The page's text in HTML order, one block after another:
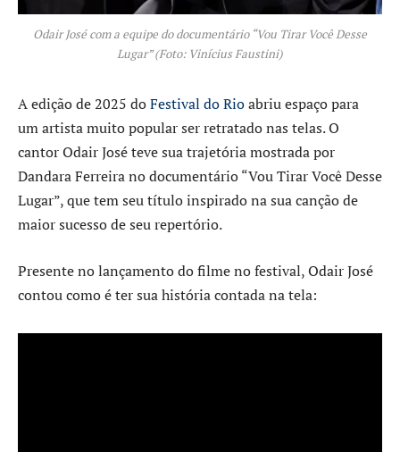
Odair José com a equipe do documentário “Vou Tirar Você Desse
Lugar” (Foto: Vinícius Faustini)
A edição de 2025 doFestival do Rioabriu espaço para
um artista muito popular ser retratado nas telas. O
cantor Odair José teve sua trajetória mostrada por
Dandara Ferreira no documentário “Vou Tirar Você Desse
Lugar”, que tem seu título inspirado na sua canção de
maior sucesso de seu repertório.
Presente no lançamento do filme no festival, Odair José
contou como é ter sua história contada na tela: